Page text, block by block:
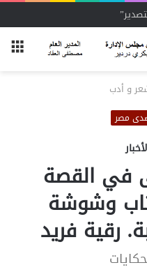
و أدب
مصر
في القصة
وشوشة
رقية فريد